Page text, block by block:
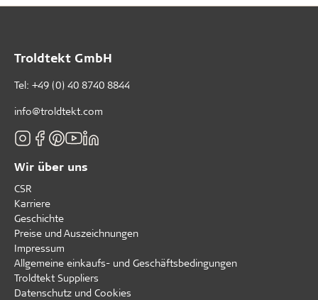
Troldtekt GmbH
Tel: +49 (0) 40 8740 8844
info@troldtekt.com
Wir über uns
CSR
Karriere
Geschichte
Preise und Auszeichnungen
Impressum
Allgemeine einkaufs- und Geschäftsbedingungen
Troldtekt Suppliers
Datenschutz und Cookies